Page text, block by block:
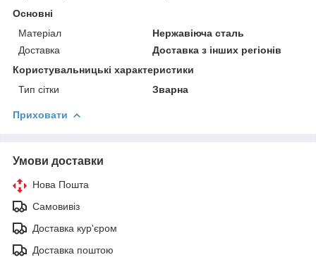
Основні
Матеріал
Нержавіюча сталь
Доставка
Доставка з інших регіонів
Користувальницькі характеристики
Тип сітки
Зварна
Приховати
Умови доставки
Нова Пошта
Самовивіз
Доставка кур'єром
Доставка поштою